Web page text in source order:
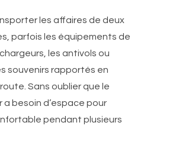
les affaires de deux
parfois les équipements de
les antivols ou
souvenirs rapportés en
Sans oublier que le
a besoin d’espace pour
pendant plusieurs